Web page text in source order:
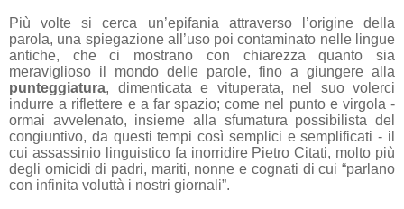
Più volte si cerca un’epifania attraverso l’origine della
parola, una spiegazione all’uso poi contaminato nelle lingue
antiche, che ci mostrano con chiarezza quanto sia
meraviglioso il mondo delle parole, fino a giungere alla
punteggiatura, dimenticata e vituperata, nel suo volerci
indurre a riflettere e a far spazio; come nel punto e virgola -
ormai avvelenato, insieme alla sfumatura possibilista del
congiuntivo, da questi tempi così semplici e semplificati - il
cui assassinio linguistico fa inorridire Pietro Citati, molto più
degli omicidi di padri, mariti, nonne e cognati di cui “parlano
con infinita voluttà i nostri giornali”.